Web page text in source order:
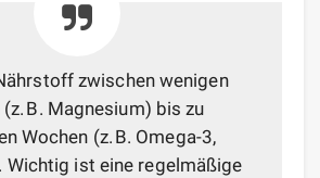
zwischen wenigen
(z. B. Magnesium) bis zu
Wochen (z. B. Omega-3,
Wichtig ist eine regelmäßige